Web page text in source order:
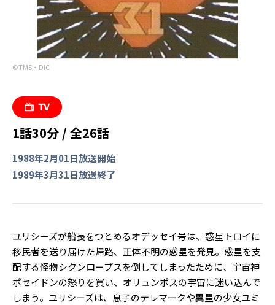
©︎TMS・DIC
1話30分 / 全26話
1988年2月01日放送開始
1989年3月31日放送終了
ユリシーズが船長をつとめるオデッセイ号は、惑星トロイに
移民者を送り届けた帰路、正体不明の惑星を発見。惑星を支
配する怪物シクンロープスを倒してしまったために、宇宙神
ポセイドンの怒りを買い、オリュンポスの宇宙に迷い込んで
しまう。ユリシーズは、息子のテレマークや異星の少女ユミ